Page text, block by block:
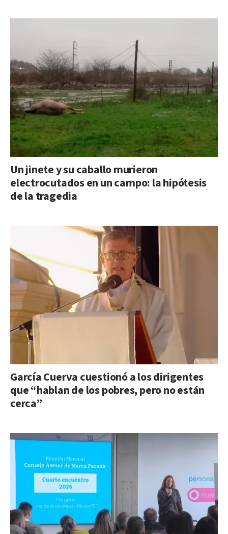
Un jinete y su caballo murieron
electrocutados en un campo: la hipótesis
de la tragedia
García Cuerva cuestionó a los dirigentes
que “hablan de los pobres, pero no están
cerca”